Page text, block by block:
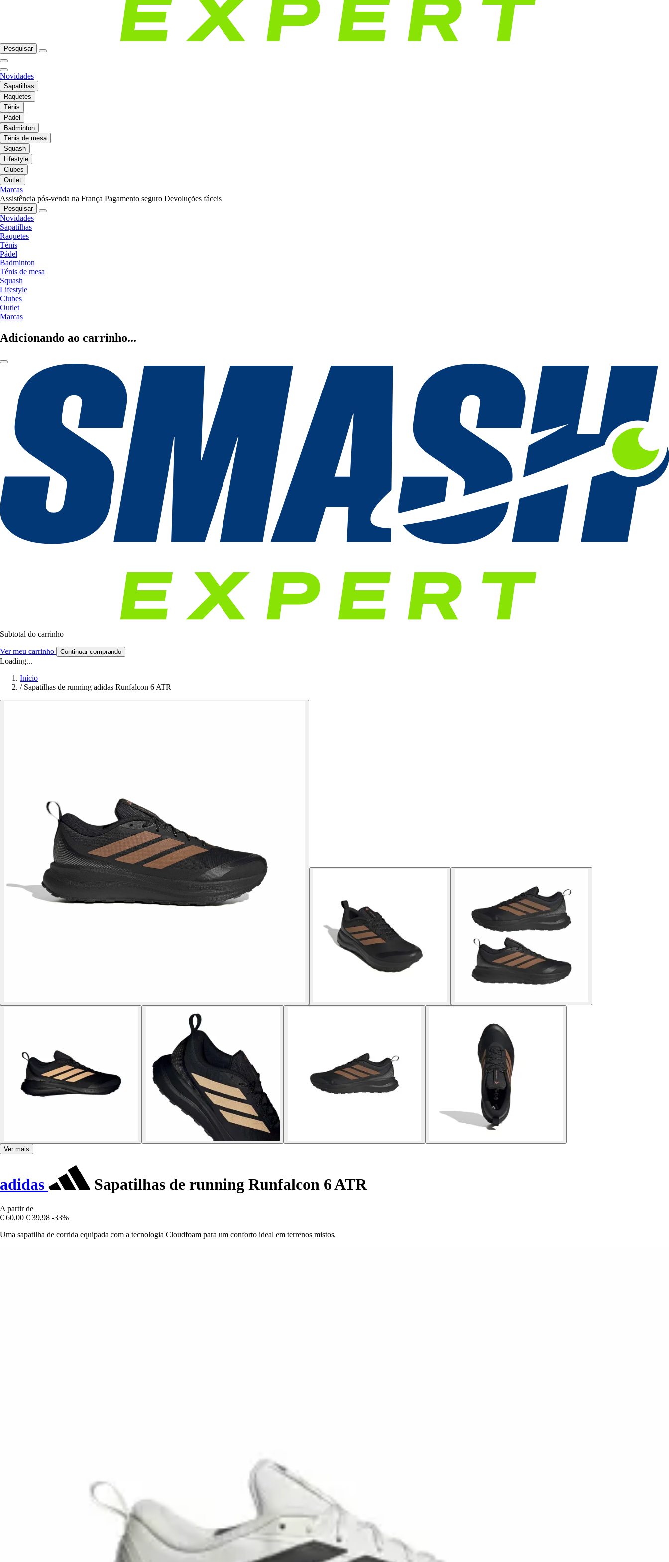
Pesquisar
Novidades
Sapatilhas
Raquetes
Ténis
Pádel
Badminton
Ténis de mesa
Squash
Lifestyle
Clubes
Outlet
Marcas
Assistência pós-venda na França Pagamento seguro Devoluções fáceis
Pesquisar
Novidades
Sapatilhas
Raquetes
Ténis
Pádel
Badminton
Ténis de mesa
Squash
Lifestyle
Clubes
Outlet
Marcas
Adicionando ao carrinho...
Subtotal do carrinho
Ver meu carrinho Continuar comprando
Loading...
Início
/ Sapatilhas de running adidas Runfalcon 6 ATR
Ver mais
adidas Sapatilhas de running Runfalcon 6 ATR
A partir de
€ 60,00 € 39,98 -33%
Uma sapatilha de corrida equipada com a tecnologia Cloudfoam para um conforto ideal em terrenos mistos.